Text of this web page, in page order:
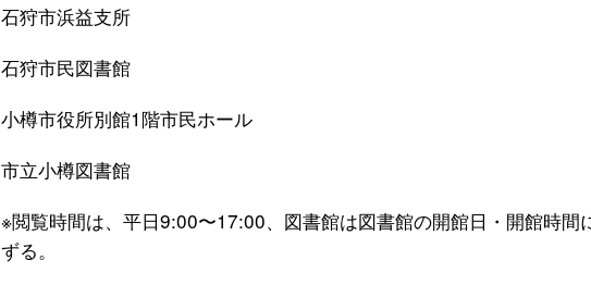
石狩市浜益支所
石狩市民図書館
小樽市役所別館1階市民ホール
市立小樽図書館
※閲覧時間は、平日9:00〜17:00、図書館は図書館の開館日・開館時間
ずる。